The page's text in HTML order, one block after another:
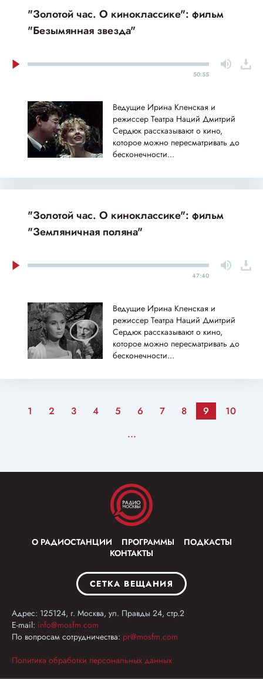
"Золотой час. О киноклассике": фильм
"Безымянная звезда"
50:55
Ведущие Ирина Кленская и
режиссер Театра Наций Дмитрий
Сердюк рассказывают о кино,
которое можно пересматривать до
бесконечности...
"Золотой час. О киноклассике": фильм
"Земляничная поляна"
47:40
Ведущие Ирина Кленская и
режиссер Театра Наций Дмитрий
Сердюк рассказывают о кино,
которое можно пересматривать до
бесконечности...
1 2 3 4 5 6 7 8 9
10
...
О РАДИОСТАНЦИИ ПРОГРАММЫ
ПОДКАСТЫ
КОНТАКТЫ
СЕТКА ВЕЩАНИЯ
Адрес: 125124, г. Москва, ул. Правды 24, стр.2
E-mail: info@mosfm.com
По вопросам сотрудничества: pr@mosfm.com
Политика обработки персональных данных